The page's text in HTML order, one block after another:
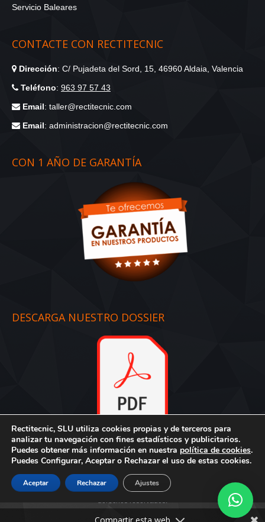
Servicio Baleares
CONTACTE CON RECTITECNIC
Dirección: C/ Pujadeta del Sord, 15, 46960 Aldaia, Valencia
Teléfono: 963 97 57 43
Email: taller@rectitecnic.com
Email: administracion@rectitecnic.com
CON 1 AÑO DE GARANTÍA
DESCARGA NUESTRO DOSSIER
Dossier:Descargar aquí
Creado por Tandem Marketing Digital© Rectitecnic, S.L. - Todos los
Rectitecnic, SLU utiliza cookies propias y de terceros para
analizar tu navegación con fines estadísticos y publicitarios.
Puedes obtener más información en nuestra política de cookies.
Puedes Configurar, Aceptar o Rechazar el uso de estas cookies.
Aceptar Rechazar Ajustes